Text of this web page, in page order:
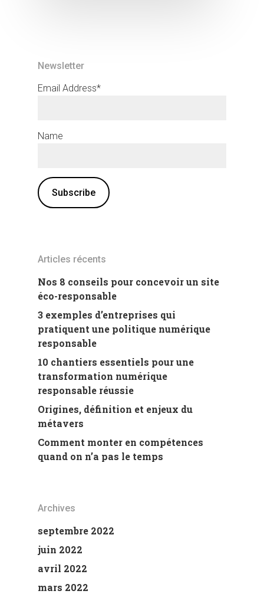
Newsletter
Email Address*
Name
Articles récents
Nos 8 conseils pour concevoir un site
éco-responsable
3 exemples d’entreprises qui
pratiquent une politique numérique
responsable
10 chantiers essentiels pour une
transformation numérique
responsable réussie
Origines, définition et enjeux du
métavers
Comment monter en compétences
quand on n’a pas le temps
Archives
septembre 2022
juin 2022
avril 2022
mars 2022